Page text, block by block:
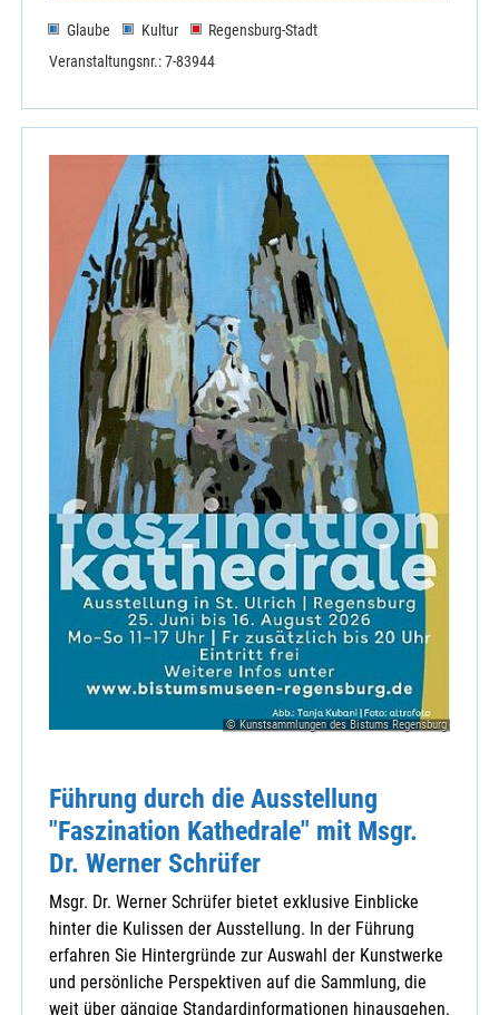
Glaube Kultur
Regensburg-Stadt
Veranstaltungsnr.: 7-83944
© Kunstsammlungen des Bistums Regensburg
Führung durch die Ausstellung
"Faszination Kathedrale" mit Msgr.
Dr. Werner Schrüfer
Msgr. Dr. Werner Schrüfer bietet exklusive Einblicke
hinter die Kulissen der Ausstellung. In der Führung
erfahren Sie Hintergründe zur Auswahl der Kunstwerke
und persönliche Perspektiven auf die Sammlung, die
weit über gängige Standardinformationen hinausgehen.